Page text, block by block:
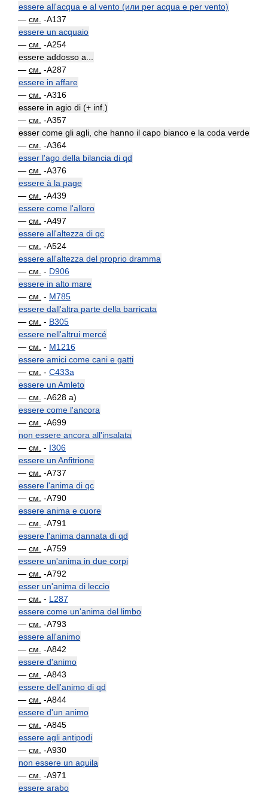
essere all'acqua e al vento (или per acqua e per vento)
— см. -A137
essere un acquaio
— см. -A254
essere addosso a...
— см. -A287
essere in affare
— см. -A316
essere in agio di (+ inf.)
— см. -A357
esser come gli agli, che hanno il capo bianco e la coda verde
— см. -A364
esser l'ago della bilancia di qd
— см. -A376
essere à la page
— см. -A439
essere come l'alloro
— см. -A497
essere all'altezza di qc
— см. -A524
essere all'altezza del proprio dramma
— см. - D906
essere in alto mare
— см. - M785
essere dall'altra parte della barricata
— см. - B305
essere nell'altrui mercé
— см. - M1216
essere amici come cani e gatti
— см. - C433a
essere un Amleto
— см. -A628 a)
essere come l'ancora
— см. -A699
non essere ancora all'insalata
— см. - I306
essere un Anfitrione
— см. -A737
essere l'anima di qc
— см. -A790
essere anima e cuore
— см. -A791
essere l'anima dannata di qd
— см. -A759
essere un'anima in due corpi
— см. -A792
esser un'anima di leccio
— см. - L287
essere come un'anima del limbo
— см. -A793
essere all'animo
— см. -A842
essere d'animo
— см. -A843
essere dell'animo di qd
— см. -A844
essere d'un animo
— см. -A845
essere agli antipodi
— см. -A930
non essere un aquila
— см. -A971
essere arabo